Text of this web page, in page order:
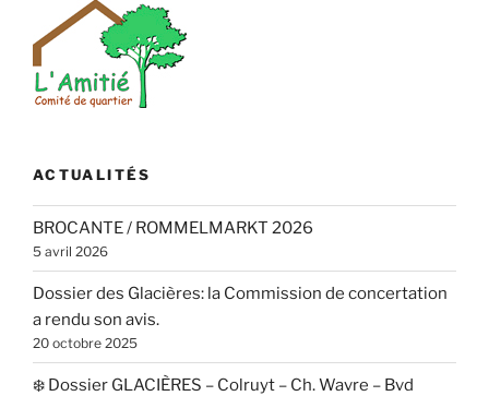
ACTUALITÉS
BROCANTE / ROMMELMARKT 2026
5 avril 2026
Dossier des Glacières: la Commission de concertation
a rendu son avis.
20 octobre 2025
❄️ Dossier GLACIÈRES – Colruyt – Ch. Wavre – Bvd